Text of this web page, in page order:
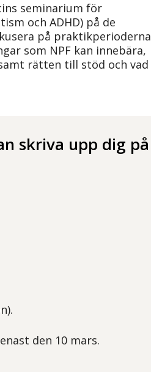
seminarium för
och ADHD) på de
på praktikperioderna
som NPF kan innebära,
rätten till stöd och vad
skriva upp dig på
den 10 mars.